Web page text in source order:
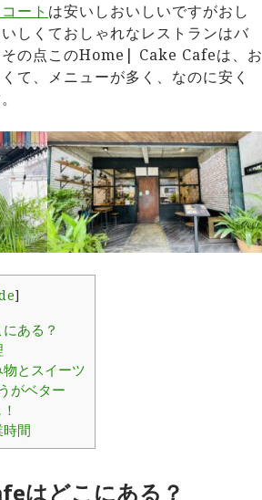
ート は安いしおいしいですがおし
しくておしゃれなレストランはバ
その点このHome| Cake Cafeは、お
て、メニューが多く、なのに安く
]
ある？
物とスイーツ
がベター
時間
はどこにある？